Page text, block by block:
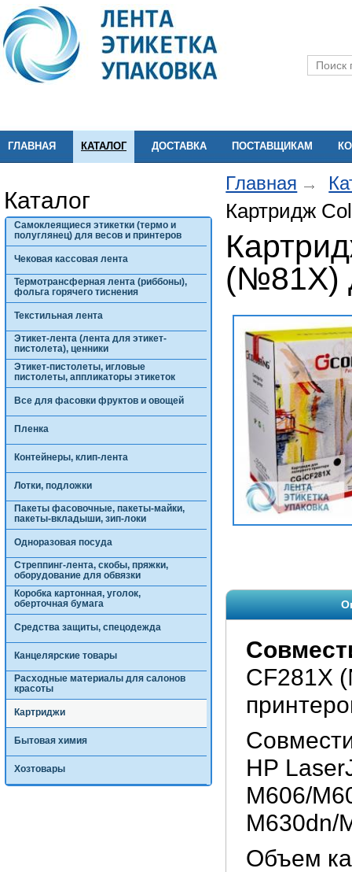
ГЛАВНАЯ КАТАЛОГ ДОСТАВКА ПОСТАВЩИКАМ
Каталог
Самоклеящиеся этикетки (термо и
полуглянец) для весов и принтеров
Чековая кассовая лента
Термотрансферная лента (риббоны),
фольга горячего тиснения
Текстильная лента
Этикет-лента (лента для этикет-
пистолета), ценники
Этикет-пистолеты, игловые
пистолеты, аппликаторы этикеток
Все для фасовки фруктов и овощей
Пленка
Контейнеры, клип-лента
Лотки, подложки
Пакеты фасовочные, пакеты-майки,
пакеты-вкладыши, зип-локи
Одноразовая посуда
Стреппинг-лента, скобы, пряжки,
оборудование для обвязки
Коробка картонная, уголок,
оберточная бумага
Средства защиты, спецодежда
Канцелярские товары
Расходные материалы для салонов
красоты
Картриджи
Бытовая химия
Хозтовары
Главная
Картридж
(№81X)
CF281X
HP
M606/
M630dn/
Объем